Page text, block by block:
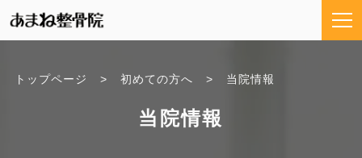
トップページ 初めての方へ 当院情報
当院情報